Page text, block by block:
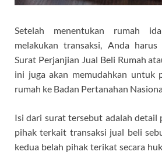
Setelah menentukan rumah
melakukan transaksi, Anda harus
Surat Perjanjian Jual Beli Rumah
ini juga akan memudahkan untuk
rumah ke Badan Pertanahan
Isi dari surat tersebut adalah detail
pihak terkait transaksi jual beli
kedua belah pihak terikat secara